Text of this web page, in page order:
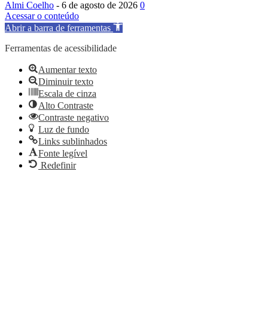
Almi Coelho - 6 de agosto de 2026 0
Acessar o conteúdo
Abrir a barra de ferramentas
Ferramentas de acessibilidade
Aumentar texto
Diminuir texto
Escala de cinza
Alto Contraste
Contraste negativo
Luz de fundo
Links sublinhados
Fonte legível
Redefinir